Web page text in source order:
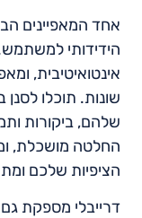
אחד המאפיינים
הידידותי
אינטואיטיבית,
שונות. תוכלו
שלהם, ביקורות
החלטה מושכלת,
הציפיות שלכם
דרייבלי מספקת